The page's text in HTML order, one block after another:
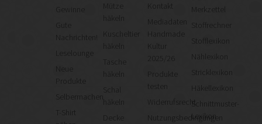
Gute
Nachrichten!
Leselounge
Neue
Produkte
Selbermachen
T-Shirt
Mütze
häkeln
Kuscheltier
häkeln
Tasche
häkeln
Kontakt
Mediadaten
Kultur
2025/26
Produkte
testen
Widerrufsrecht
Nutzungsbedingungen
Merkzettel
Stoffrechner
Stofflexikon
Nählexikon
Stricklexikon
Häkellexikon
Schnittmuster-
Lexikon